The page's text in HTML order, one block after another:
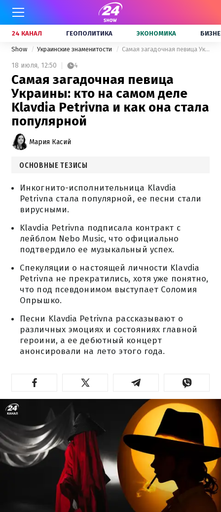
24 КАНАЛ ГЕОПОЛИТИКА ЭКОНОМИКА
Show Украинские знаменитости Самая загадочная певица Украины: кто на самом деле Klavdia Petrivna и как она стала популярной
18 июля, 12:50 4
Самая загадочная певица
Украины: кто на самом деле
Klavdia Petrivna и как она стала
популярной
Мария Касий
ОСНОВНЫЕ ТЕЗИСЫ
Инкогнито-исполнительница Klavdia
Petrivna стала популярной, ее песни стали
вирусными.
Klavdia Petrivna подписала контракт с
лейблом Nebo Music, что официально
подтвердило ее музыкальный успех.
Спекуляции о настоящей личности Klavdia
Petrivna не прекратились, хотя уже понятно,
что под псевдонимом выступает Соломия
Опрышко.
Песни Klavdia Petrivna рассказывают о
различных эмоциях и состояниях главной
героини, а ее дебютный концерт
анонсировали на лето этого года.